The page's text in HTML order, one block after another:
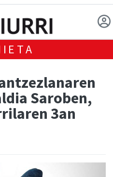
Saroben,
3an